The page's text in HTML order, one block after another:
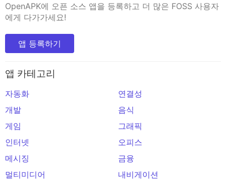
OpenAPK에 오픈 소스 앱을 등록하고 더 많은 FOSS 사용자
에게 다가가세요!
앱 등록하기
앱 카테고리
자동화
연결성
개발
음식
게임
그래픽
인터넷
오피스
메시징
금융
멀티미디어
내비게이션